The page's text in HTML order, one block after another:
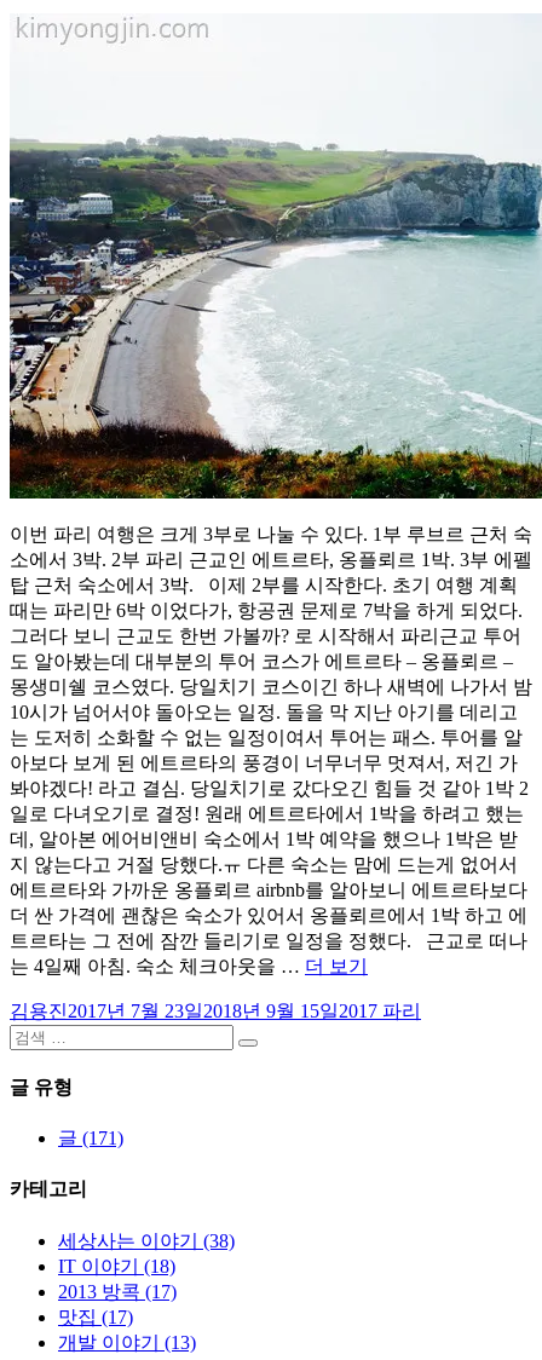
옹
플
스
토
랑,
에
펠
탑
숙
소
(한
인
콘
도)”
이번 파리 여행은 크게 3부로 나눌 수 있다. 1부 루브르 근처 숙
소에서 3박. 2부 파리 근교인 에트르타, 옹플뢰르 1박. 3부 에펠
탑 근처 숙소에서 3박. 이제 2부를 시작한다. 초기 여행 계획
때는 파리만 6박 이었다가, 항공권 문제로 7박을 하게 되었다.
그러다 보니 근교도 한번 가볼까? 로 시작해서 파리근교 투어
도 알아봤는데 대부분의 투어 코스가 에트르타 – 옹플뢰르 –
몽생미쉘 코스였다. 당일치기 코스이긴 하나 새벽에 나가서 밤
10시가 넘어서야 돌아오는 일정. 돌을 막 지난 아기를 데리고
는 도저히 소화할 수 없는 일정이여서 투어는 패스. 투어를 알
아보다 보게 된 에트르타의 풍경이 너무너무 멋져서, 저긴 가
봐야겠다! 라고 결심. 당일치기로 갔다오긴 힘들 것 같아 1박 2
일로 다녀오기로 결정! 원래 에트르타에서 1박을 하려고 했는
데, 알아본 에어비앤비 숙소에서 1박 예약을 했으나 1박은 받
지 않는다고 거절 당했다.ㅠ 다른 숙소는 맘에 드는게 없어서
에트르타와 가까운 옹플뢰르 airbnb를 알아보니 에트르타보다
더 싼 가격에 괜찮은 숙소가 있어서 옹플뢰르에서 1박 하고 에
트르타는 그 전에 잠깐 들리기로 일정을 정했다. 근교로 떠나
는 4일째 아침. 숙소 체크아웃을 … 더 보기
여
글
쓴
김용진작
자
2017년 7월 23일2018년 9월 15일카
2017 파리
검
검
글 유형
글 (171)
카테고리
세상사는 이야기 (38)
IT 이야기 (18)
2013 방콕 (17)
맛집 (17)
개발 이야기 (13)